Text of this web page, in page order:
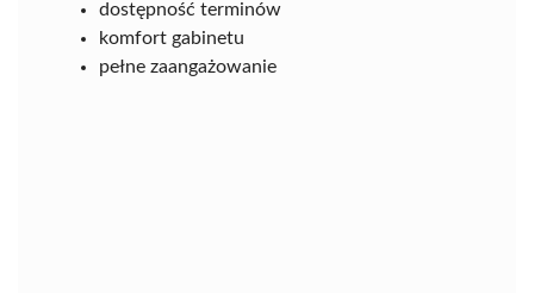
dostępność terminów
komfort gabinetu
pełne zaangażowanie